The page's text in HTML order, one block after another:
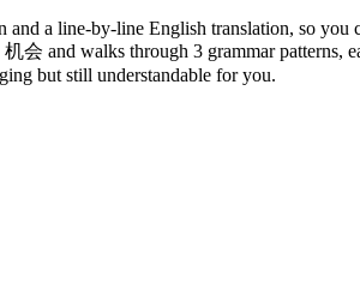
a line-by-line English translation, so you
会 and walks through 3 grammar patterns,
but still understandable for you.